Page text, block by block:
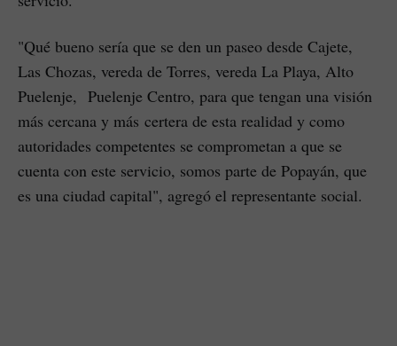
"Qué bueno sería que se den un paseo desde Cajete,
Las Chozas, vereda de Torres, vereda La Playa, Alto
Puelenje, Puelenje Centro, para que tengan una visión
más cercana y más certera de esta realidad y como
autoridades competentes se comprometan a que se
cuenta con este servicio, somos parte de Popayán, que
es una ciudad capital", agregó el representante social.